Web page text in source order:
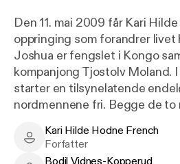
Den 11. mai 2009 får Kari
oppringing som forandrer livet
Joshua er fengslet i Kongo
kompanjong Tjostolv Moland.
starter en tilsynelatende
nordmennene fri. Begge de to
sin sterke historie om hvordan
fortvilelse til aktiv handling.
Kari Hilde Hodne French - Author
Kari Hilde Hodne French
Forfatter
Bodil Vidnes-Kopperud